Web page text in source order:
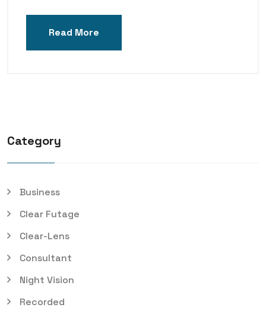
Read More
Category
Business
Clear Futage
Clear-Lens
Consultant
Night Vision
Recorded